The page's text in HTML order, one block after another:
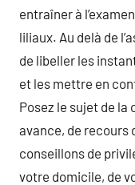
entraîner à
liliaux. Au delà de
de libeller les
et les mettre en
Posez le sujet de
avance, de recours
conseillons de
votre domicile, de